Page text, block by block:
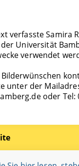
verfasste Samira
Universität
verwendet
unter der
oder Tel: